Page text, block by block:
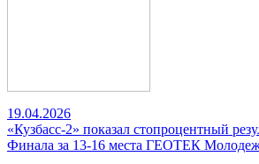
19.04.2026
«Кузбасс-2» показал стопроцентный
Финала за 13-16 места ГЕОТЕК